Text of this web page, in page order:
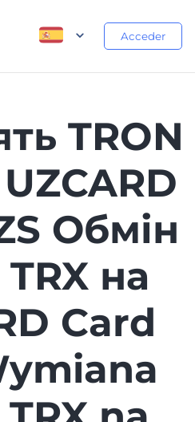
Acceder
TRON
Обмін
на
Card